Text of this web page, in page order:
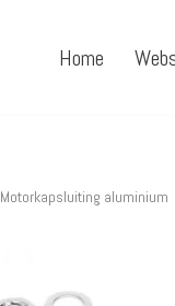
Home
Motorkapsluiting aluminium